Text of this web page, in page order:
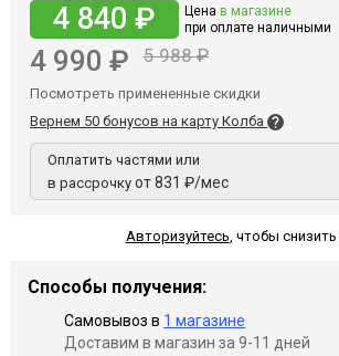
4 840 ₽ Цена в магазине
при оплате наличными
4 990 ₽ 5 988 ₽
Посмотреть примененные скидки
Вернем 50 бонусов на карту Колба
Оплатить частями или
в рассрочку от 831 ₽/мес
Авторизуйтесь, чтобы снизить
Способы получения:
Самовывоз в 1 магазине
Доставим в магазин за 9-11 дней